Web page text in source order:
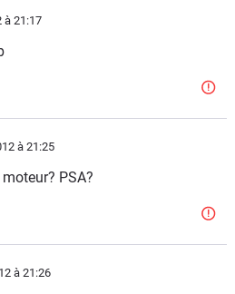
à 21:17
à 21:25
PSA?
à 21:26